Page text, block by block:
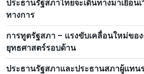
ประธานรัฐสภาไทยจะเดินทางมาเยือน
ทางการ
การทูตรัฐสภา – แรงขับเคลื่อนใหม่ขอ
ยุทธศาสตร์รอบด้าน
ประธานรัฐสภาและประธานสภาผู้แทน